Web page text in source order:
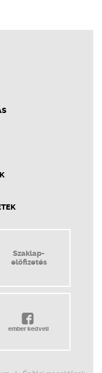
Szaklap-
előfizetés
ember kedveli